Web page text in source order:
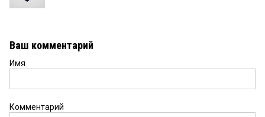
Ваш комментарий
Имя
Комментарий